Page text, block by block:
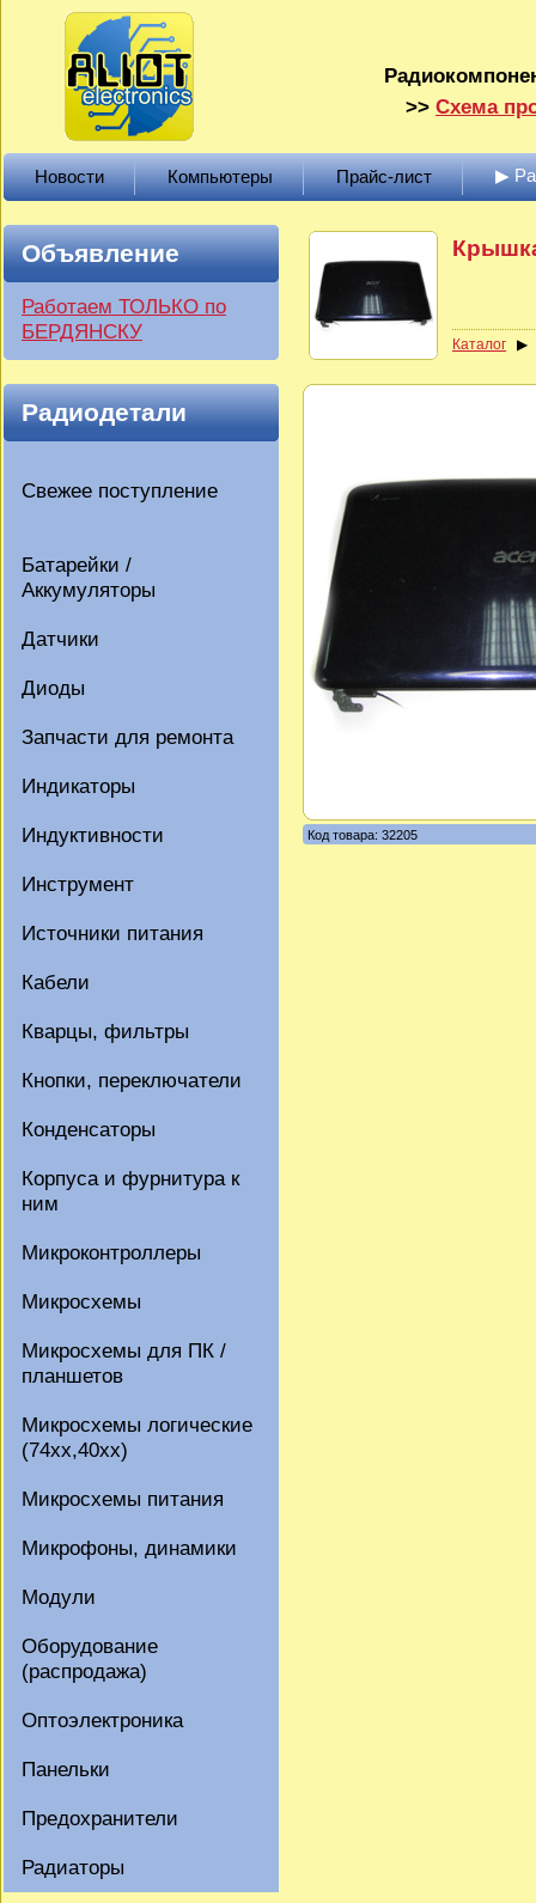
>> Схема
Новости Компьютеры Прайс-лист ▶
Объявление
Работаем ТОЛЬКО по
БЕРДЯНСКУ
Радиодетали
Свежее поступление
Батарейки /
Аккумуляторы
Датчики
Диоды
Запчасти для ремонта
Индикаторы
Индуктивности
Инструмент
Источники питания
Кабели
Кварцы, фильтры
Кнопки, переключатели
Конденсаторы
Корпуса и фурнитура к
ним
Микроконтроллеры
Микросхемы
Микросхемы для ПК /
планшетов
Микросхемы логические
(74xx,40xx)
Микросхемы питания
Микрофоны, динамики
Модули
Оборудование
(распродажа)
Оптоэлектроника
Панельки
Предохранители
Радиаторы
Каталог
Код товара: 32205